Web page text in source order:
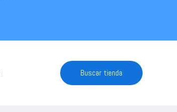
Buscar tienda